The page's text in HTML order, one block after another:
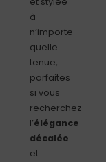
à
n’importe
quelle
tenue,
parfaites
si vous
recherchez
l’élégance
décalée
et